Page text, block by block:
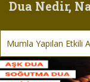
Dua Nedir,
Mumla Yapılan Etkili